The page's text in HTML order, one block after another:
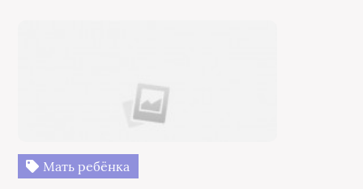
Мать ребёнка